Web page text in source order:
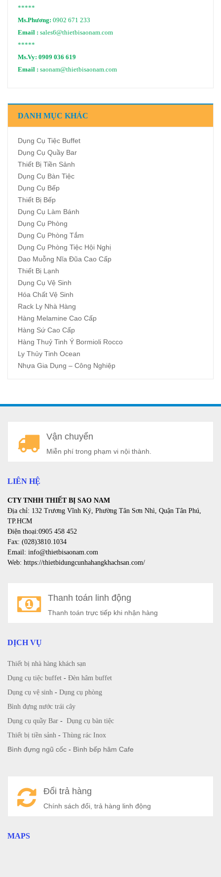
*****
Ms.Phương: 0902 671 233
Email : sales6@thietbisaonam.com
*****
Ms.Vy: 0909 036 619
Email : saonam@thietbisaonam.com
DANH MỤC KHÁC
Dụng Cụ Tiệc Buffet
Dụng Cụ Quầy Bar
Thiết Bị Tiền Sảnh
Dụng Cụ Bàn Tiệc
Dụng Cụ Bếp
Thiết Bị Bếp
Dụng Cụ Làm Bánh
Dụng Cụ Phòng
Dụng Cụ Phòng Tắm
Dụng Cụ Phòng Tiệc Hội Nghị
Dao Muỗng Nĩa Đũa Cao Cấp
Thiết Bị Lạnh
Dụng Cụ Vệ Sinh
Hóa Chất Vệ Sinh
Rack Ly Nhà Hàng
Hàng Melamine Cao Cấp
Hàng Sứ Cao Cấp
Hàng Thuỷ Tinh Ý Bormioli Rocco
Ly Thủy Tinh Ocean
Nhựa Gia Dụng – Công Nghiệp
Vận chuyển
Miễn phí trong phạm vi nội thành.
LIÊN HỆ
CTY TNHH THIẾT BỊ SAO NAM
Địa chỉ: 132 Trương Vĩnh Ký, Phường Tân Sơn Nhì, Quận Tân Phú,
TP.HCM
Điện thoại:0905 458 452
Fax: (028)3810.1034
Email: info@thietbisaonam.com
Web: https://thietbidungcunhahangkhachsan.com/
Thanh toán linh động
Thanh toán trực tiếp khi nhận hàng
DỊCH VỤ
Thiết bị nhà hàng khách sạn
Dụng cụ tiệc buffet - Đèn hâm buffet
Dụng cụ vệ sinh - Dụng cụ phòng
Bình đựng nước trái cây
Dụng cụ quầy Bar - Dụng cụ bàn tiệc
Thiết bị tiền sảnh - Thùng rác Inox
Bình đựng ngũ cốc - Bình bếp hâm Cafe
Đổi trả hàng
Chính sách đổi, trả hàng linh động
MAPS